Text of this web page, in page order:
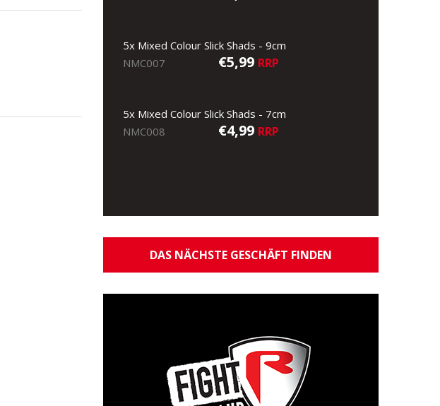
5x Mixed Colour Slick Shads - 9cm
NMC007
€5,99 RRP
5x Mixed Colour Slick Shads - 7cm
NMC008
€4,99 RRP
DAS NÄCHSTE GESCHÄFT FINDEN